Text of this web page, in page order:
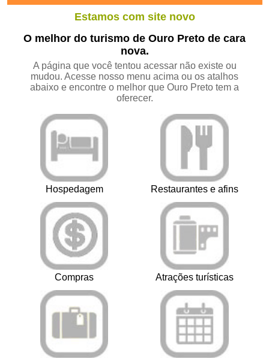
Estamos com site novo
O melhor do turismo de Ouro Preto de cara
nova.
A página que você tentou acessar não existe ou
mudou. Acesse nosso menu acima ou os atalhos
abaixo e encontre o melhor que Ouro Preto tem a
oferecer.
Hospedagem Restaurantes e afins
Compras Atrações turísticas